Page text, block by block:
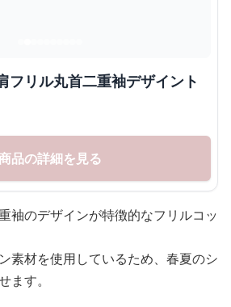
フリル丸首二重袖デザイント
品の詳細を見る
袖のデザインが特徴的なフリルコッ
素材を使用しているため、春夏のシ
ます。